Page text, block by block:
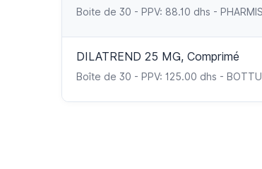
Boite de 30 - PPV: 88.10 dhs - PHARMIS
DILATREND 25 MG, Comprimé
Boîte de 30 - PPV: 125.00 dhs -